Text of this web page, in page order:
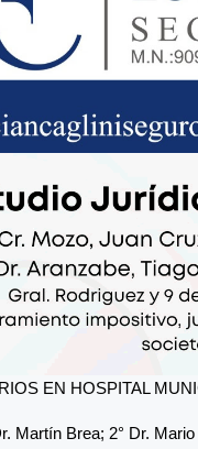
EN HOSPITAL
Martín Brea; 2° Dr.